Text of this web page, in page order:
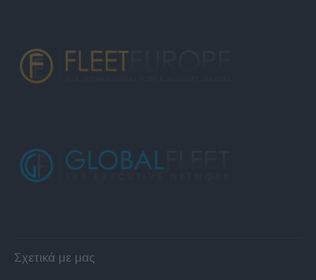
Σχετικά με μας